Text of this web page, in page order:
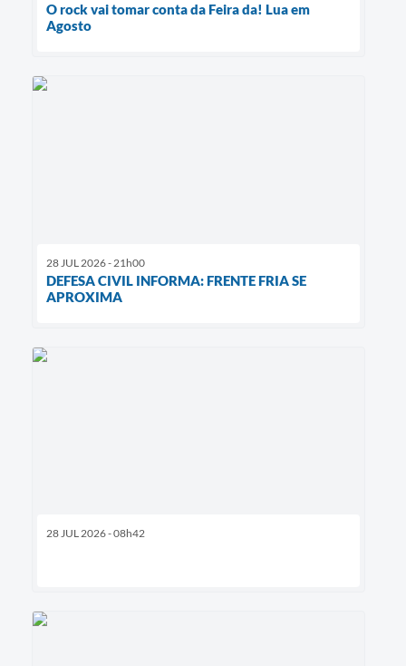
O rock vai tomar conta da Feira da! Lua em
Agosto
28 JUL 2026 - 21h00
DEFESA CIVIL INFORMA: FRENTE FRIA SE
APROXIMA
28 JUL 2026 - 08h42